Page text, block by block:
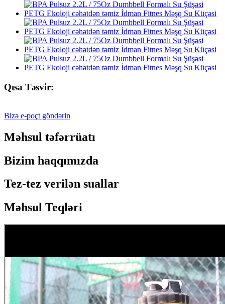
Qısa Təsvir:
Bizə e-poçt göndərin
Məhsul təfərrüatı
Bizim haqqımızda
Tez-tez verilən suallar
Məhsul Teqləri